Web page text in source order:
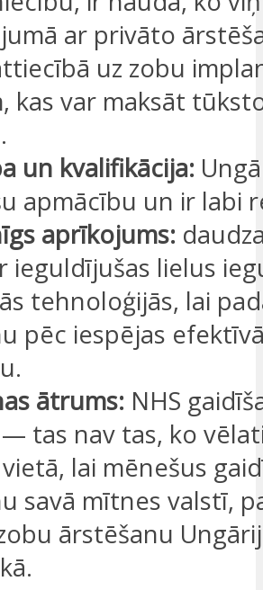
ar privāto
uz zobu
kas var maksāt
un kvalifikācija:
apmācību un ir labi
aprīkojums:
ieguldījušas lielus
tehnoloģijās, lai
pēc iespējas
ātrums: NHS
tas nav tas, ko
lai mēnešus
savā mītnes valstī,
ārstēšanu